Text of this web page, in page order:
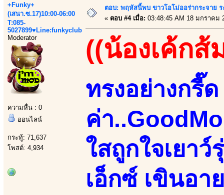
+Funky+
(เสนา.ซ.17)10:00-06:00
T:085-
5027899♥Line:funkyclub
Moderator
ความหื่น : 0
ออนไลน์
กระทู้: 71,637
โพสต์: 4,934
ตอบ: พฤหัสนี้พบ ขาวโอโม่ออร่ากระจาย
« ตอบ #4 เมื่อ: 03:48:45 AM 18 มกราคม
((น้องเค้กส้
ทรงอย่างกรี๊
ค่า
ใสถูกใจเยา
เอ็กซ์ เขินอ